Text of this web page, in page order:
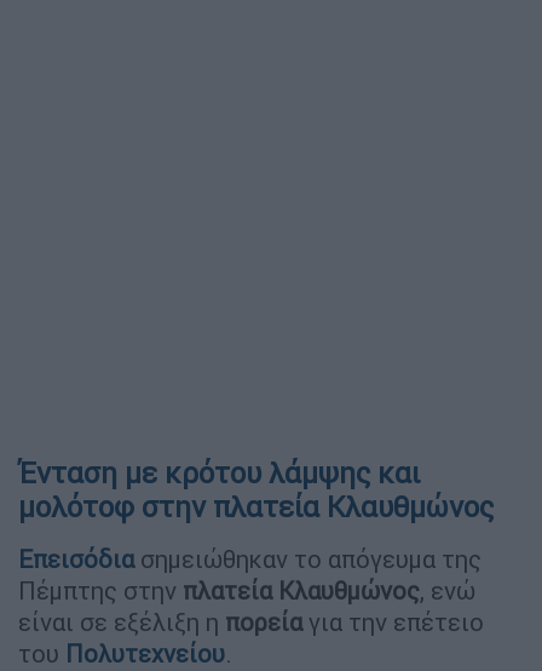
Ένταση με κρότου λάμψης και
μολότοφ στην πλατεία Κλαυθμώνος
Επεισόδιασημειώθηκαν το απόγευμα της
Πέμπτης στην πλατεία Κλαυθμώνος, ενώ
είναι σε εξέλιξη η πορείαγια την επέτειο
του Πολυτεχνείου.